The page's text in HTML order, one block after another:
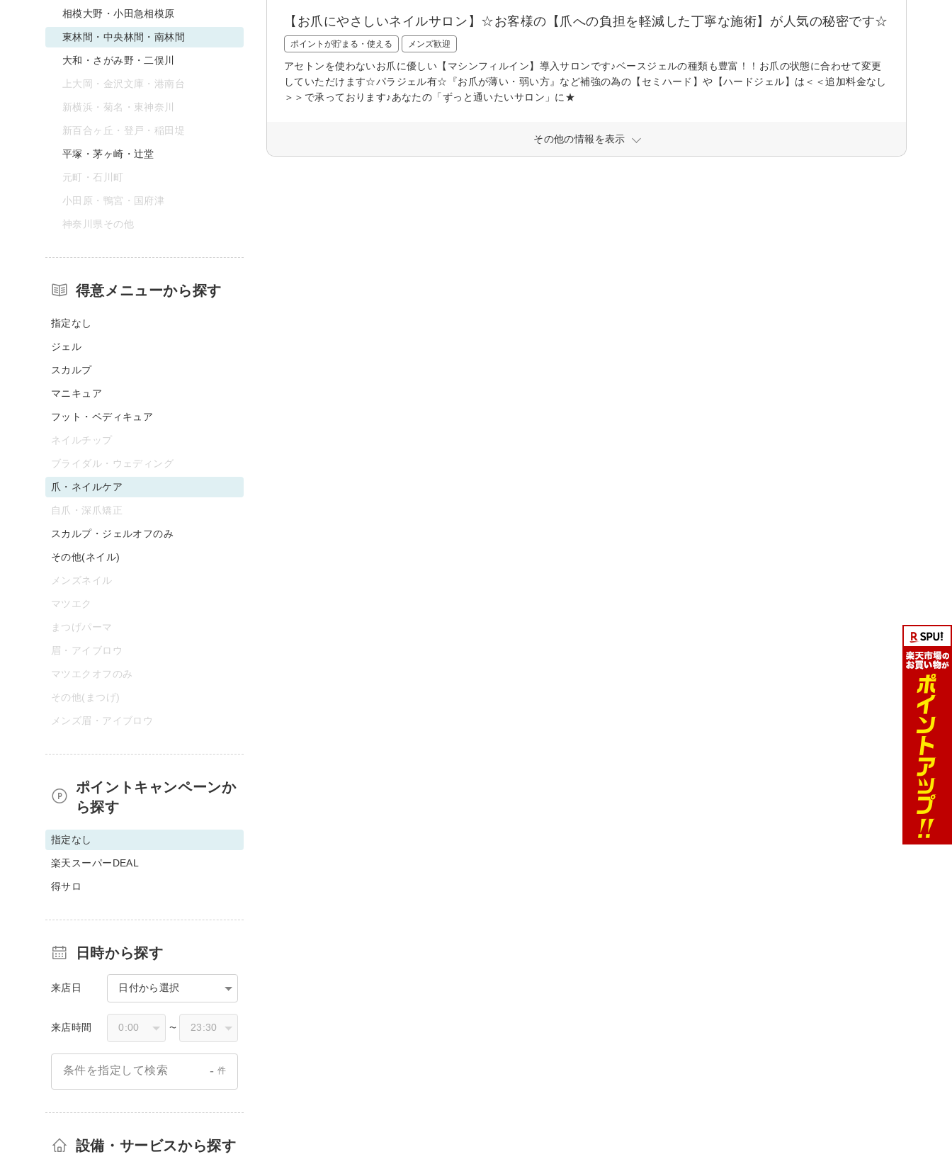
【お爪にやさしいネイルサロン】☆お客様の【爪への負担を軽減した丁寧な施術】が人気の秘密です☆
ポイントが貯まる・使える メンズ歓迎
アセトンを使わないお爪に優しい【マシンフィルイン】導入サロンです♪ベースジェルの種類も豊富！！お爪の状態に合わせて変更
していただけます☆パラジェル有☆『お爪が薄い・弱い方』など補強の為の【セミハード】や【ハードジェル】は＜＜追加料金なし
＞＞で承っております♪あなたの「ずっと通いたいサロン」に★
その他の情報を表示
相模大野・小田急相模原
東林間・中央林間・南林間
大和・さがみ野・二俣川
上大岡・金沢文庫・港南台
新横浜・菊名・東神奈川
新百合ヶ丘・登戸・稲田堤
平塚・茅ヶ崎・辻堂
元町・石川町
小田原・鴨宮・国府津
神奈川県その他
得意メニューから探す
指定なし
ジェル
スカルプ
マニキュア
フット・ペディキュア
ネイルチップ
ブライダル・ウェディング
爪・ネイルケア
自爪・深爪矯正
スカルプ・ジェルオフのみ
その他(ネイル)
メンズネイル
マツエク
まつげパーマ
眉・アイブロウ
マツエクオフのみ
その他(まつげ)
メンズ眉・アイブロウ
ポイントキャンペーンか
ら探す
指定なし
楽天スーパーDEAL
得サロ
日時から探す
来店日 日付から選択
来店時間 〜
条件を指定して検索 - 件
設備・サービスから探す